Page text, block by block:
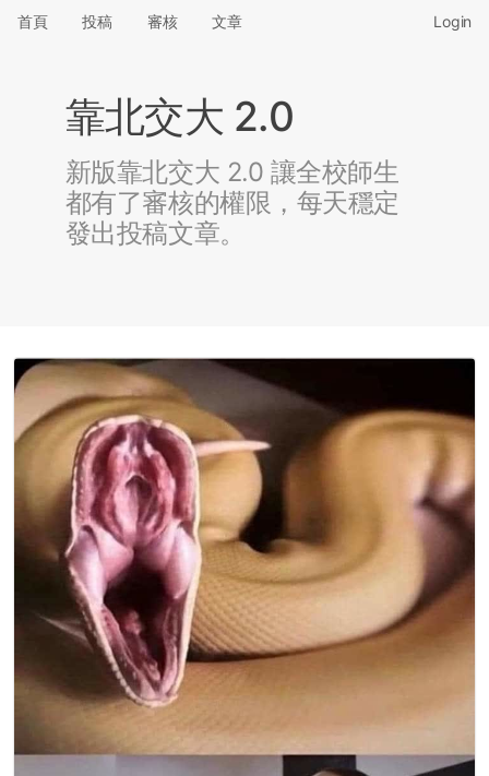
首頁 投稿 審核 文章 Login
靠北交大 2.0
新版靠北交大 2.0 讓全校師生
都有了審核的權限，每天穩定
發出投稿文章。